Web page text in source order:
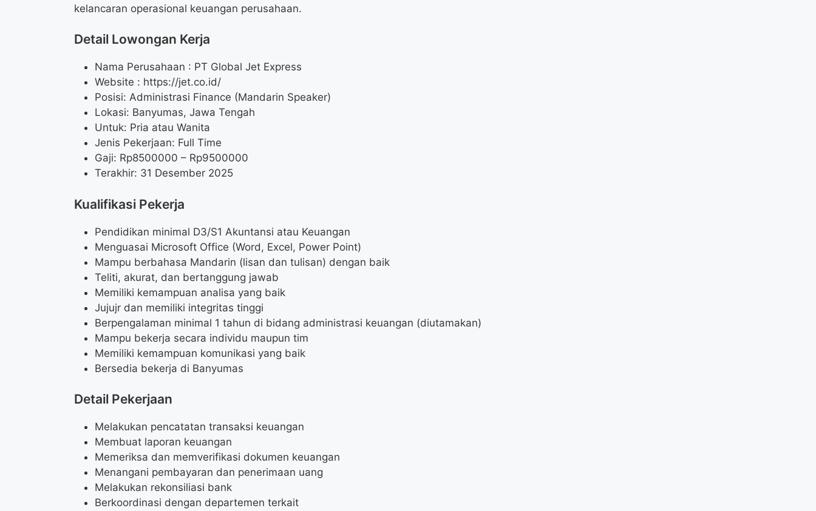
kelancaran operasional keuangan perusahaan.
Detail Lowongan Kerja
Nama Perusahaan : PT Global Jet Express
Website : https://jet.co.id/
Posisi: Administrasi Finance (Mandarin Speaker)
Lokasi: Banyumas, Jawa Tengah
Untuk: Pria atau Wanita
Jenis Pekerjaan: Full Time
Gaji: Rp8500000 – Rp9500000
Terakhir: 31 Desember 2025
Kualifikasi Pekerja
Pendidikan minimal D3/S1 Akuntansi atau Keuangan
Menguasai Microsoft Office (Word, Excel, Power Point)
Mampu berbahasa Mandarin (lisan dan tulisan) dengan baik
Teliti, akurat, dan bertanggung jawab
Memiliki kemampuan analisa yang baik
Jujujr dan memiliki integritas tinggi
Berpengalaman minimal 1 tahun di bidang administrasi keuangan (diutamakan)
Mampu bekerja secara individu maupun tim
Memiliki kemampuan komunikasi yang baik
Bersedia bekerja di Banyumas
Detail Pekerjaan
Melakukan pencatatan transaksi keuangan
Membuat laporan keuangan
Memeriksa dan memverifikasi dokumen keuangan
Menangani pembayaran dan penerimaan uang
Melakukan rekonsiliasi bank
Berkoordinasi dengan departemen terkait